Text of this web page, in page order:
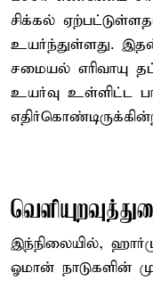
சிக்கல்
உயர்ந்துள்ளது.
சமையல் எரிவாயு
உயர்வு உள்ளிட்ட
இந்நிலையில்,
ஓமான் நாடுகளின்